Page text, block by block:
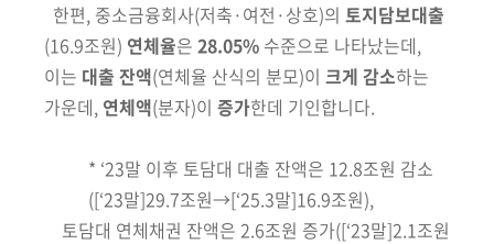
한편, 중소금융회사(저축·여전·상호)의 토지담보대출
(16.9조원) 연체율은 28.05% 수준으로 나타났는데,
이는 대출 잔액(연체율 산식의 분모)이 크게 감소하는
가운데, 연체액(분자)이 증가한데 기인합니다.
* ‘23말 이후 토담대 대출 잔액은 12.8조원 감소
([‘23말]29.7조원→[‘25.3말]16.9조원),
토담대 연체채권 잔액은 2.6조원 증가([‘23말]2.1조원